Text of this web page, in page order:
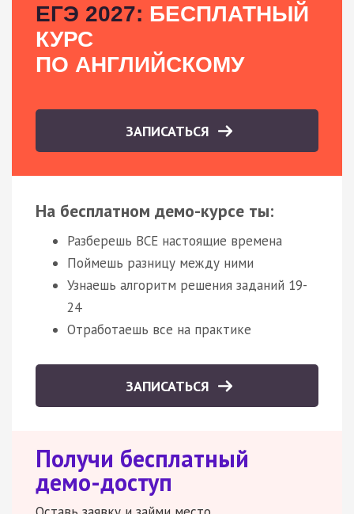
ЕГЭ 2027: БЕСПЛАТНЫЙ
КУРС
ПО АНГЛИЙСКОМУ
ЗАПИСАТЬСЯ
На бесплатном демо-курсе ты:
Разберешь ВСЕ настоящие времена
Поймешь разницу между ними
Узнаешь алгоритм решения заданий 19-
24
Отработаешь все на практике
ЗАПИСАТЬСЯ
Получи бесплатный
демо-доступ